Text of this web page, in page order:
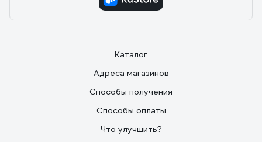
Каталог
Адреса магазинов
Способы получения
Способы оплаты
Что улучшить?